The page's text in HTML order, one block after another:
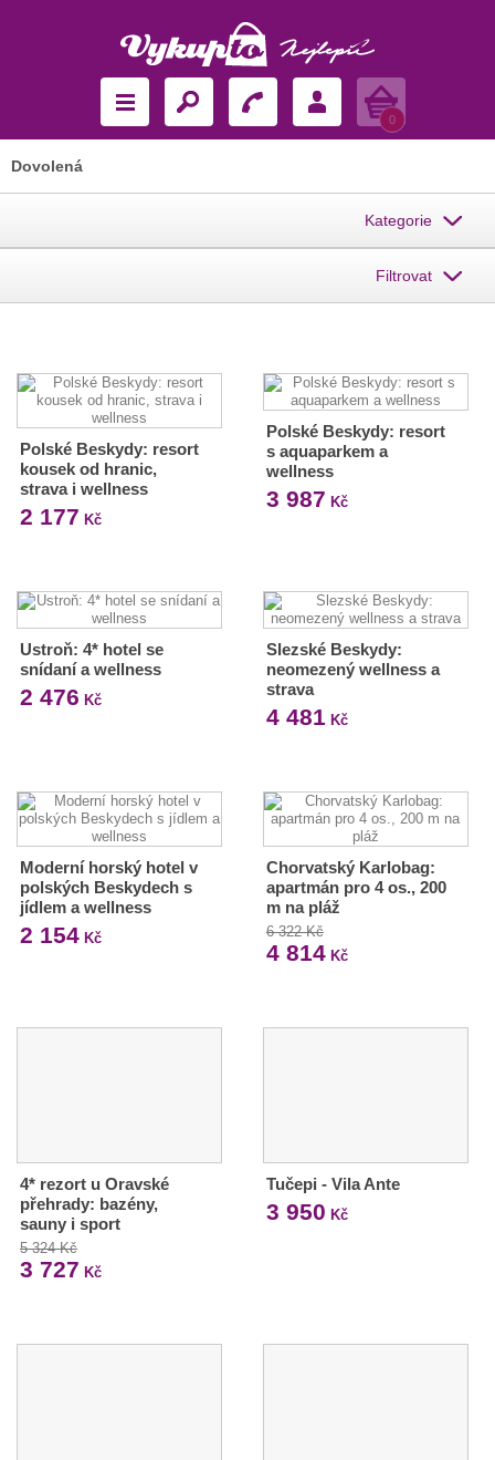
Košík
0
Dovolená
Kategorie
Filtrovat
Polské Beskydy: resort
kousek od hranic,
strava i wellness
2 177 Kč
Polské Beskydy: resort
s aquaparkem a
wellness
3 987 Kč
Ustroň: 4* hotel se
snídaní a wellness
2 476 Kč
Slezské Beskydy:
neomezený wellness a
strava
4 481 Kč
Moderní horský hotel v
polských Beskydech s
jídlem a wellness
2 154 Kč
Chorvatský Karlobag:
apartmán pro 4 os., 200
m na pláž
6 322 Kč
4 814Kč
4* rezort u Oravské
přehrady: bazény,
sauny i sport
5 324 Kč
3 727 Kč
Tučepi - Vila Ante
3 950 Kč